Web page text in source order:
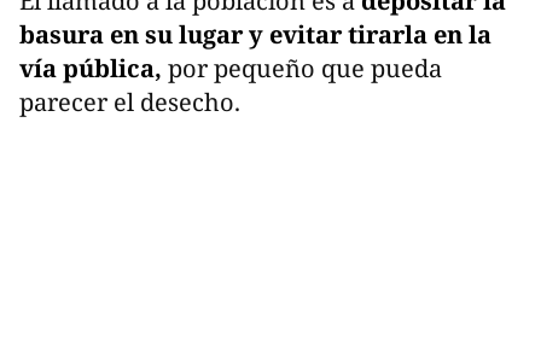
basura en su lugar y evitar tirarla en la
vía pública, por pequeño que pueda
parecer el desecho.